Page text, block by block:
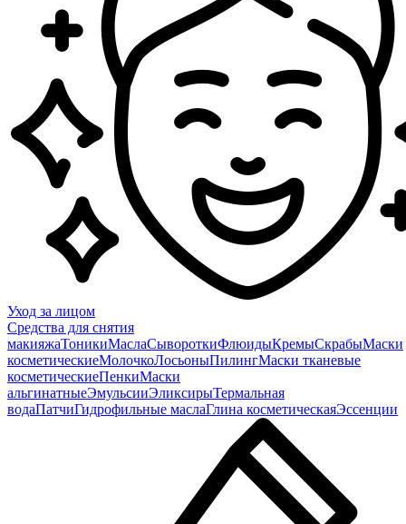
Уход за лицом
Средства для снятия
макияжаТоникиМаслаСывороткиФлюидыКремыСкрабыМаски
косметическиеМолочкоЛосьоныПилингМаски тканевые
косметическиеПенкиМаски
альгинатныеЭмульсииЭликсирыТермальная
водаПатчиГидрофильные маслаГлина косметическаяЭссенции